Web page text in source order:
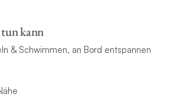
kann
& Schwimmen, an Bord entspannen